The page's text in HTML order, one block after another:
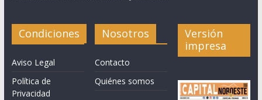
Condiciones
Aviso Legal
Política de
Privacidad
Nosotros
Contacto
Quiénes somos
Versión
impresa